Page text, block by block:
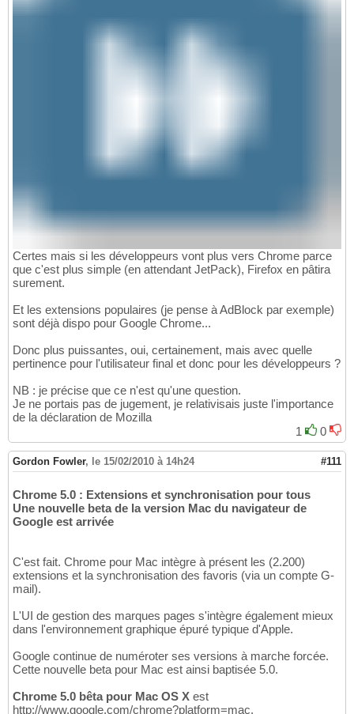
Certes mais si les développeurs vont plus vers Chrome parce
que c'est plus simple (en attendant JetPack), Firefox en pâtira
surement.
Et les extensions populaires (je pense à AdBlock par exemple)
sont déjà dispo pour Google Chrome...
Donc plus puissantes, oui, certainement, mais avec quelle
pertinence pour l'utilisateur final et donc pour les développeurs ?
NB : je précise que ce n'est qu'une question.
Je ne portais pas de jugement, je relativisais juste l'importance
de la déclaration de Mozilla
1
0
Gordon Fowler, le 15/02/2010 à 14h24 #111
Chrome 5.0 : Extensions et synchronisation pour tous
Une nouvelle beta de la version Mac du navigateur de
Google est arrivée
C'est fait. Chrome pour Mac intègre à présent les (2.200)
extensions et la synchronisation des favoris (via un compte G-
mail).
L'UI de gestion des marques pages s'intègre également mieux
dans l'environnement graphique épuré typique d'Apple.
Google continue de numéroter ses versions à marche forcée.
Cette nouvelle beta pour Mac est ainsi baptisée 5.0.
Chrome 5.0 bêta pour Mac OS X est
http://www.google.com/chrome?platform=mac.